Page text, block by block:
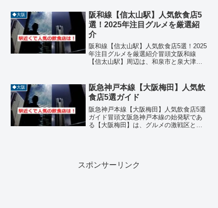
なエリアです。駅のすぐそばを国道173号
線が走り、能勢...
◆大阪
阪和線【信太山駅】人気飲食店5
選！2025年注目グルメを厳選紹
介
阪和線【信太山駅】人気飲食店5選！2025
年注目グルメを厳選紹介冒頭文阪和線
【信太山駅】周辺は、和泉市と泉大津市
メエリアです。焼肉、ラーメン、ステー
キ、そば、居酒屋など...
◆大阪
阪急神戸本線【大阪梅田】人気飲
食店5選ガイド
阪急神戸本線【大阪梅田】人気飲食店5選
ガイド冒頭文阪急神戸本線の始発駅であ
る【大阪梅田】は、グルメの激戦区とし
スポンサーリンク